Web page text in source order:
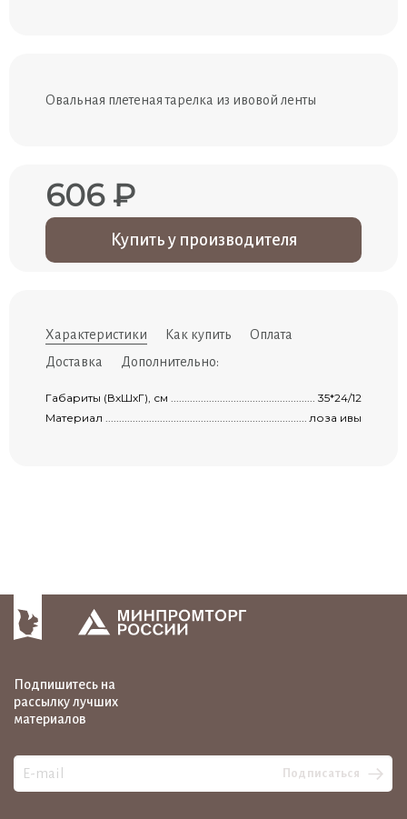
Овальная плетеная тарелка из ивовой ленты
606 ₽
Купить у производителя
Характеристики Как купить
Оплата
Доставка
Дополнительно:
Габариты (ВхШхГ), см
35*24/12
Материал
лоза ивы
Подпишитесь на
рассылку лучших
материалов
Подписаться